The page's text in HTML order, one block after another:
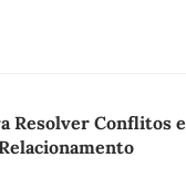
Resolver Conflitos e